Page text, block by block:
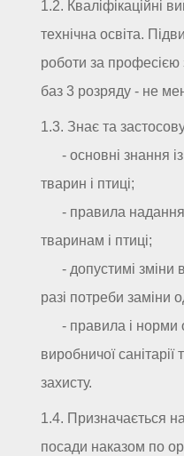
1.2. Кваліфікаційні
технічна освіта.
роботи за професією
баз 3 розряду - не
1.3. Знає та
- основні знання із
тварин і птиці;
- правила надання
тваринам і птиці;
- допустимі зміни в
разі потреби заміни
- правила і норми
виробничої
захисту.
1.4. Призначається
посади наказом по